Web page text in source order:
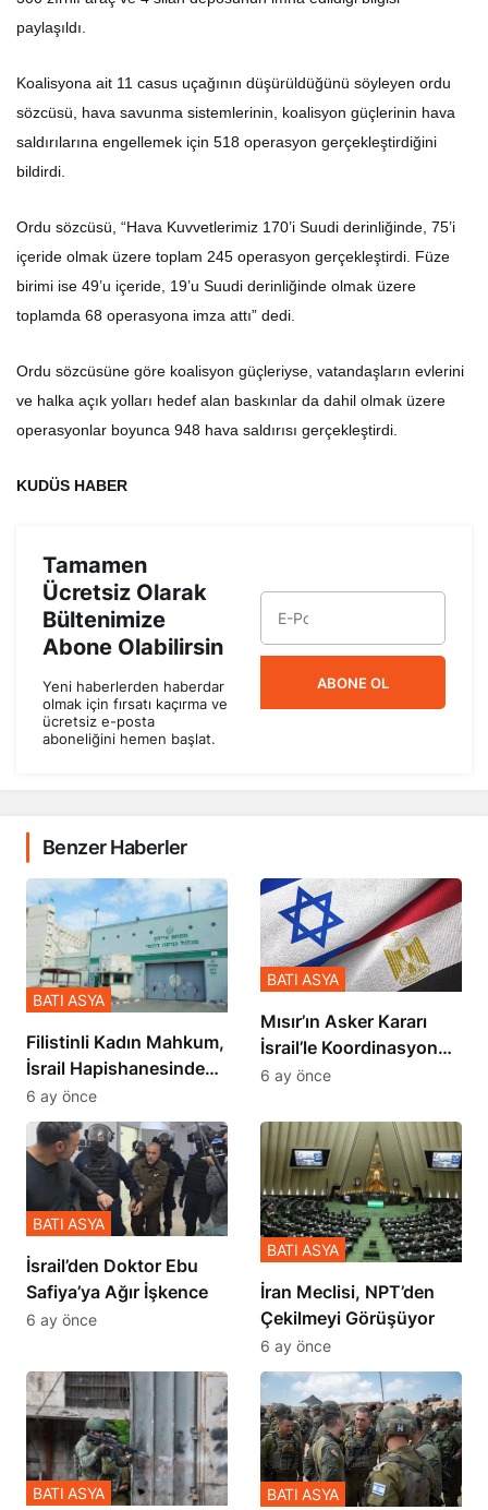
paylaşıldı.
Koalisyona ait 11 casus uçağının düşürüldüğünü söyleyen ordu
sözcüsü, hava savunma sistemlerinin, koalisyon güçlerinin hava
saldırılarına engellemek için 518 operasyon gerçekleştirdiğini
bildirdi.
Ordu sözcüsü, “Hava Kuvvetlerimiz 170’i Suudi derinliğinde, 75’i
içeride olmak üzere toplam 245 operasyon gerçekleştirdi. Füze
birimi ise 49’u içeride, 19’u Suudi derinliğinde olmak üzere
toplamda 68 operasyona imza attı” dedi.
Ordu sözcüsüne göre koalisyon güçleriyse, vatandaşların evlerini
ve halka açık yolları hedef alan baskınlar da dahil olmak üzere
operasyonlar boyunca 948 hava saldırısı gerçekleştirdi.
KUDÜS HABER
Tamamen
Ücretsiz Olarak
Bültenimize
Abone Olabilirsin
Yeni haberlerden haberdar
olmak için fırsatı kaçırma ve
ücretsiz e-posta
aboneliğini hemen başlat.
ABONE OL
Benzer Haberler
Filistinli Kadın Mahkum,
İsrail Hapishanesindeki
Zulmü Anlattı
BATI ASYA
6 ay önce
Mısır’ın Asker Kararı
İsrail’le Koordinasyon
İçinde Gerçekleşmiş
BATI ASYA
6 ay önce
İsrail’den Doktor Ebu
Safiya’ya Ağır İşkence
BATI ASYA
6 ay önce
İran Meclisi, NPT’den
Çekilmeyi Görüşüyor
BATI ASYA
6 ay önce
BATI ASYA BATI ASYA